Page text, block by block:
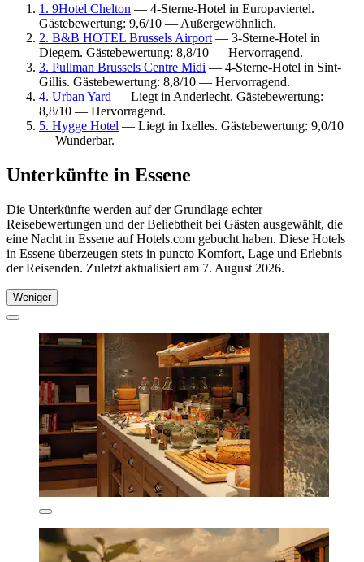
1. 9Hotel Chelton — 4-Sterne-Hotel in Europaviertel.
Gästebewertung: 9,6/10 — Außergewöhnlich.
2. B&B HOTEL Brussels Airport — 3-Sterne-Hotel in
Diegem. Gästebewertung: 8,8/10 — Hervorragend.
3. Pullman Brussels Centre Midi — 4-Sterne-Hotel in Sint-
Gillis. Gästebewertung: 8,8/10 — Hervorragend.
4. Urban Yard — Liegt in Anderlecht. Gästebewertung:
8,8/10 — Hervorragend.
5. Hygge Hotel — Liegt in Ixelles. Gästebewertung: 9,0/10
— Wunderbar.
Unterkünfte in Essene
Die Unterkünfte werden auf der Grundlage echter
Reisebewertungen und der Beliebtheit bei Gästen ausgewählt, die
eine Nacht in Essene auf Hotels.com gebucht haben. Diese Hotels
in Essene überzeugen stets in puncto Komfort, Lage und Erlebnis
der Reisenden. Zuletzt aktualisiert am 7. August 2026.
Weniger